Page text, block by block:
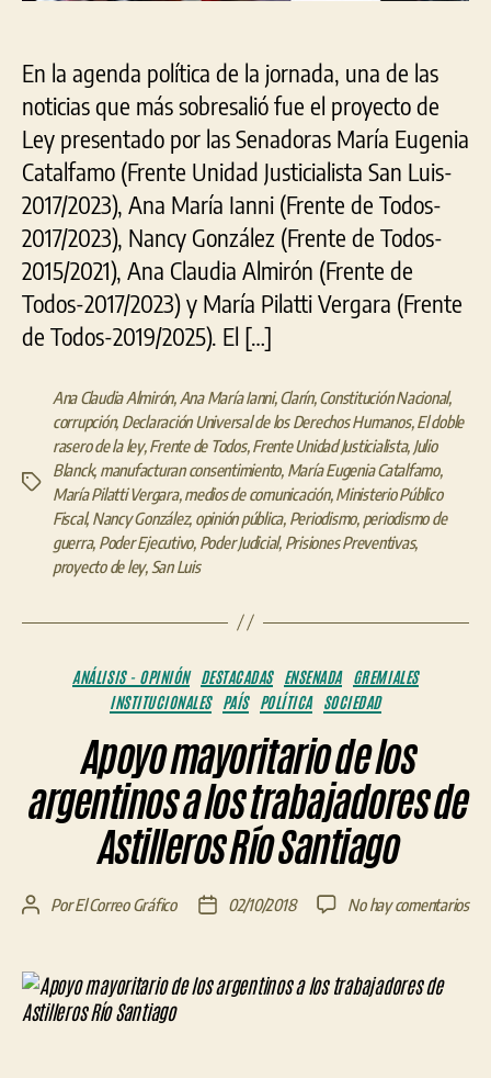
En la agenda política de la jornada, una de las
noticias que más sobresalió fue el proyecto de
Ley presentado por las Senadoras María Eugenia
Catalfamo (Frente Unidad Justicialista San Luis-
2017/2023), Ana María Ianni (Frente de Todos-
2017/2023), Nancy González (Frente de Todos-
2015/2021), Ana Claudia Almirón (Frente de
Todos-2017/2023) y María Pilatti Vergara (Frente
de Todos-2019/2025). El […]
Etiquetas
Ana Claudia Almirón, Ana María Ianni,Clarín,Constitución Nacional,
corrupción, Declaración Universal de los Derechos Humanos,El doble
rasero de la ley,Frente de Todos,Frente Unidad Justicialista, Julio
Blanck, manufacturan consentimiento, María Eugenia Catalfamo,
María Pilatti Vergara,medios de comunicación,Ministerio Público
Fiscal,Nancy González, opinión pública, Periodismo, periodismo de
guerra, Poder Ejecutivo, Poder Judicial, Prisiones Preventivas,
proyecto de ley, San Luis
Categorías
ANÁLISIS - OPINIÓN DESTACADAS ENSENADA
GREMIALES
INSTITUCIONALES
PAÍS POLÍTICA SOCIEDAD
Apoyo mayoritario de los
argentinos a los trabajadores de
Astilleros Río Santiago
Autor
entrada
PorEl Correo Gráfico
Fecha
entrada
02/10/2018 No hay comentariosen